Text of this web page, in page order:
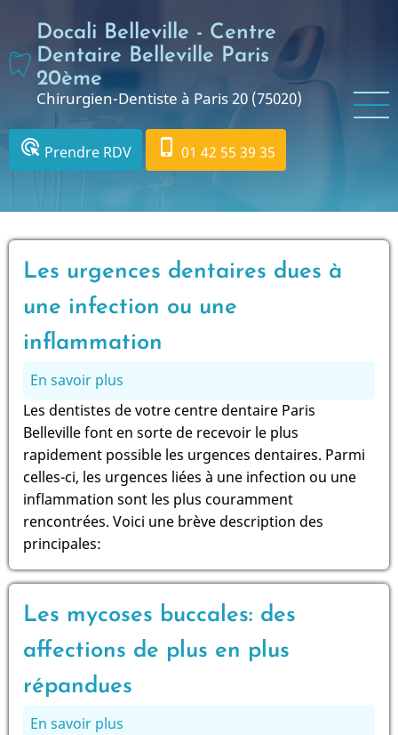
contenu
principal
Docali Belleville - Centre
Dentaire Belleville Paris
20ème
Chirurgien-Dentiste à Paris 20 (75020)
ads_click Prendre RDV phone_iphone 01 42 55 39 35
Les urgences dentaires dues à
une infection ou une
inflammation
En savoir plus
urgences
dentaires
à
une
une
inflammation
Les dentistes de votre centre dentaire Paris
Belleville font en sorte de recevoir le plus
rapidement possible les urgences dentaires. Parmi
celles-ci, les urgences liées à une infection ou une
inflammation sont les plus couramment
rencontrées. Voici une brève description des
principales:
Les mycoses buccales: des
affections de plus en plus
répandues
En savoir plus